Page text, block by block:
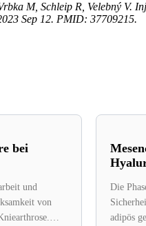
M, Schleip R, Velebný V.
Sep 12. PMID: 37709215.
bei
und
von
Die
adipös